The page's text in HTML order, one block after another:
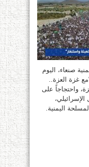
صنعاء، اليوم
غزة العزة..
واحتجاجاً على
الإسرائيلي،
اليمنية.